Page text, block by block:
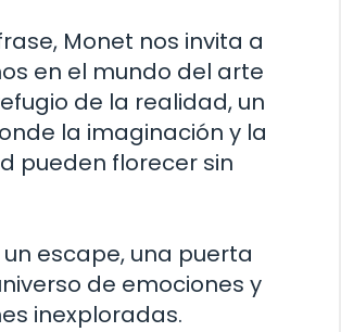
Monet nos invita a
en el mundo del arte
de la realidad, un
la imaginación y la
pueden florecer sin
un escape, una puerta
de emociones y
inexploradas.